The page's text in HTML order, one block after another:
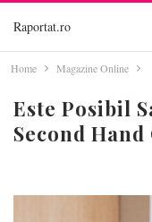
Raportat.ro
Home Magazine Online
Este Posibil
Second